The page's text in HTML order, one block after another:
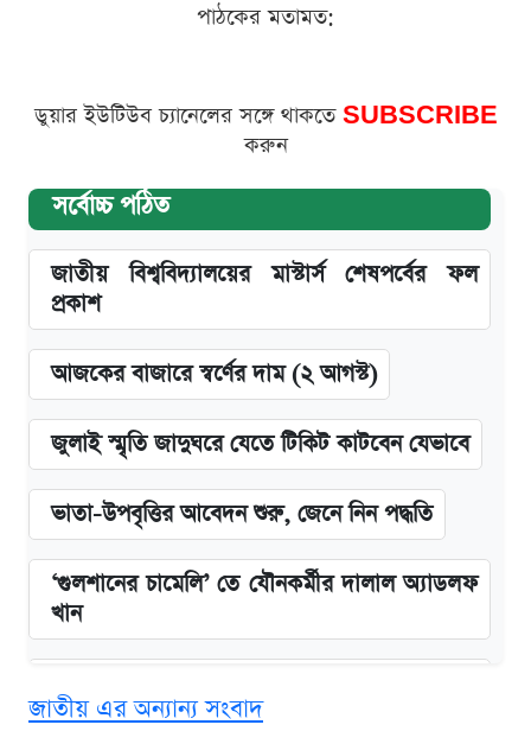
পাঠকের মতামত:
ডুয়ার ইউটিউব চ্যানেলের সঙ্গে থাকতে SUBSCRIBE
করুন
সর্বোচ্চ পঠিত
জাতীয় বিশ্ববিদ্যালয়ের মাস্টার্স শেষপর্বের ফল
প্রকাশ
আজকের বাজারে স্বর্ণের দাম (২ আগস্ট)
জুলাই স্মৃতি জাদুঘরে যেতে টিকিট কাটবেন যেভাবে
ভাতা-উপবৃত্তির আবেদন শুরু, জেনে নিন পদ্ধতি
‘গুলশানের চামেলি’ তে যৌনকর্মীর দালাল অ্যাডলফ
খান
দাম ও ফিচার
জাতীয় এর অন্যান্য সংবাদ